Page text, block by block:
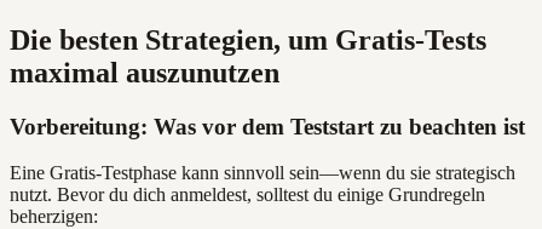
Die besten Strategien, um Gratis-Tests
maximal auszunutzen
Vorbereitung: Was vor dem Teststart zu beachten ist
Eine Gratis-Testphase kann sinnvoll sein—wenn du sie strategisch
nutzt. Bevor du dich anmeldest, solltest du einige Grundregeln
beherzigen: